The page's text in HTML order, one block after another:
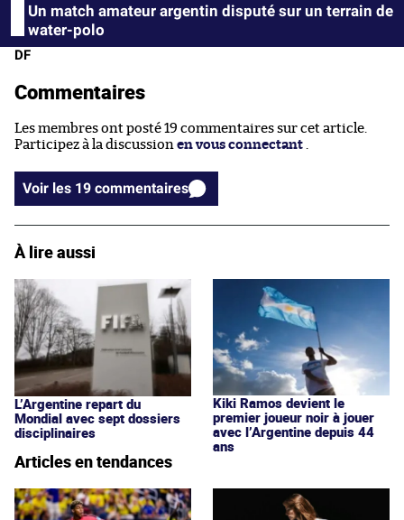
Un match amateur argentin disputé sur un terrain de
water-polo
DF
Commentaires
Les membres ont posté 19 commentaires sur cet article.
Participez à la discussion en vous connectant
Voir les 19 commentaires
À lire aussi
L’Argentine repart du
Mondial avec sept dossiers
disciplinaires
Kiki Ramos devient le
premier joueur noir à jouer
avec l’Argentine depuis 44
ans
Articles en tendances